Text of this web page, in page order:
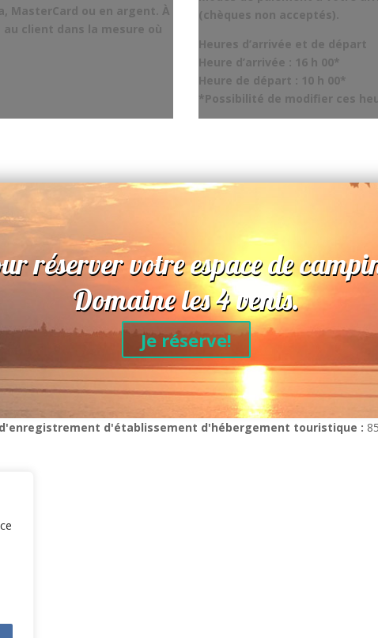
MasterCard ou en argent. À
client dans la mesure où
(chèques non acceptés).
Heures d’arrivée et de départ
Heure d’arrivée : 16 h 00*
Heure de départ : 10 h 00*
*Possibilité de modifier ces
réserver votre espace de
Domaine les 4 vents.
Je réserve!
d'établissement d'hébergement touristique :